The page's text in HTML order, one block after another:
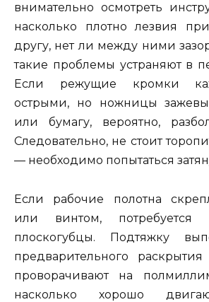
внимательно осмотреть
насколько плотно лезвия
другу, нет ли между ними
такие проблемы устраняют в
Если режущие кромки
острыми, но ножницы
или бумагу, вероятно,
Следовательно, не стоит
— необходимо попытаться
Если рабочие полотна
или винтом, потребуется
плоскогубцы. Подтяжку
предварительного
проворачивают на
насколько хорошо